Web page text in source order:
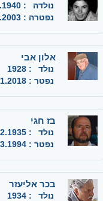
נולדה :
נפטרה :
אלון אבי
נולד :
1928
נפטר :
בז חגי
נולד :
נפטר :
בכר אליעזר
נולד :
1934